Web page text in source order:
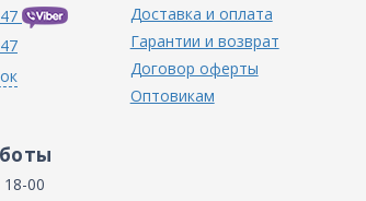
00
Доставка и оплата
Гарантии и возврат
Договор оферты
Оптовикам